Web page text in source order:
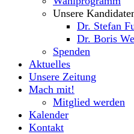
Unsere
Dr. Stefan
Dr. Boris
Spenden
Aktuelles
Unsere Zeitung
Mach mit!
Mitglied werden
Kalender
Kontakt